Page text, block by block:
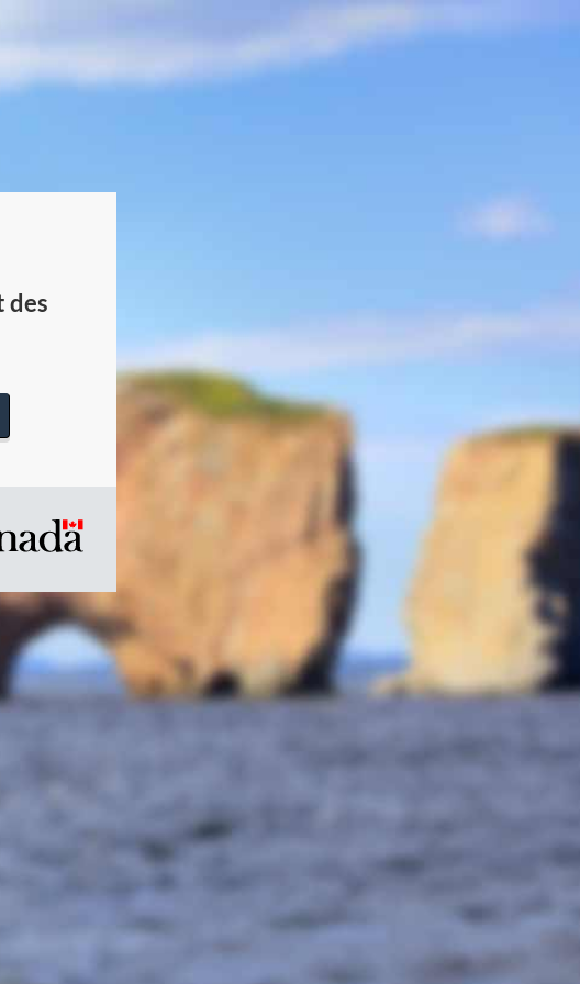
des
/
du
gouvernement
du